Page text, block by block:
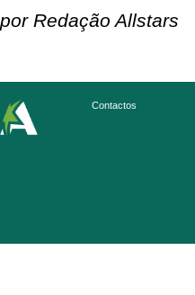
por Redação Allstars
Contactos